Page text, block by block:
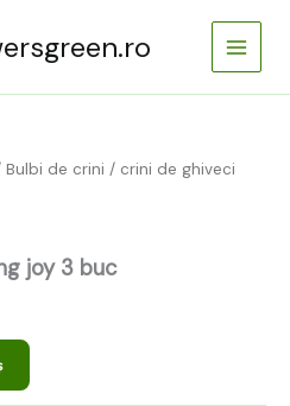
Main
Menu
Bulbi de crini / crini de ghiveci
joy 3 buc